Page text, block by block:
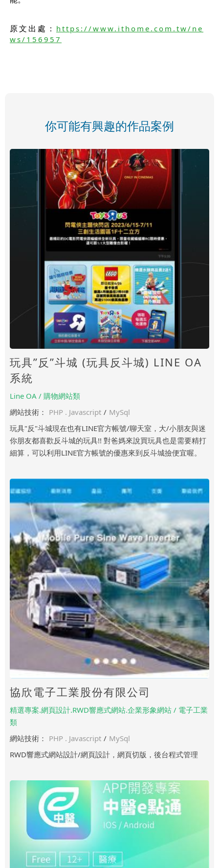
原文出處： https://www.ithome.com.tw/ne
ws/156957
你可能有興趣的作品案例
玩具”反”斗城 (玩具反斗城) LINE OA
系統
Line OA / 購物網站類
網站技術： PHP . Javascript / MySql
玩具"反"斗城現在也有LINE官方帳號/聊天室，大/小朋友與迷
你朋友都喜歡反斗城的玩具!! 對爸媽來說買玩具也是需要精打
細算，可以利用LINE官方帳號的優惠來到反斗城撿便宜喔。
協欣電子工業股份有限公司
精選專案.網頁設計.RWD響應式網站.企業形象網站 / 電子工業
類
網站技術： PHP . Javascript / MySql
RWD響應式網站設計/網頁設計，網頁切版，後台程式管理